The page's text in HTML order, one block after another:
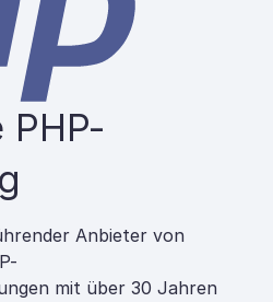
Anbieter von
mit über 30 Jahren